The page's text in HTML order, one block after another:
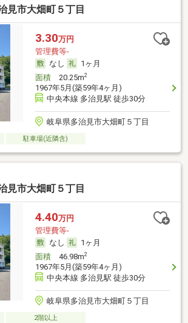
見市大畑町５丁目
3.30万円
管理費等-
なし
1ヶ月
面積20.25m2
1967年5月(築59年4ヶ月)
中央本線 多治見駅 徒歩30分
岐阜県多治見市大畑町５丁目
駐車場(近隣含)
見市大畑町５丁目
4.40万円
管理費等-
なし
1ヶ月
面積46.98m2
1967年5月(築59年4ヶ月)
中央本線 多治見駅 徒歩30分
岐阜県多治見市大畑町５丁目
2階以上